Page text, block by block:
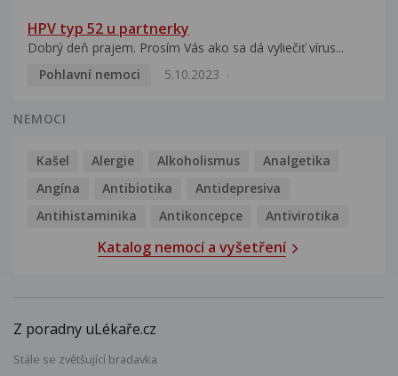
HPV typ 52 u partnerky
Dobrý deň prajem. Prosím Vás ako sa dá vyliečiť vírus...
Pohlavní nemoci
5.10.2023
NEMOCI
Kašel Alergie Alkoholismus
Analgetika
Angína
Antibiotika
Antidepresiva
Antihistaminika
Antikoncepce Antivirotika
Katalog nemocí a vyšetření
Z poradny uLékaře.cz
Stále se zvětšující bradavka